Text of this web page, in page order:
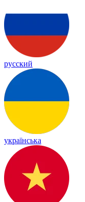
русский
українська